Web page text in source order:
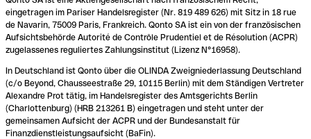
eingetragen im Pariser Handelsregister (Nr. 819 489 626) mit Sitz in 18 rue
de Navarin, 75009 Paris, Frankreich. Qonto SA ist ein von der französischen
Aufsichtsbehörde Autorité de Contrôle Prudentiel et de Résolution (ACPR)
zugelassenes reguliertes Zahlungsinstitut (Lizenz N°16958).
In Deutschland ist Qonto über die OLINDA Zweigniederlassung Deutschland
(c/o Beyond, Chausseestraße 29, 10115 Berlin) mit dem Ständigen Vertreter
Alexandre Prot tätig, im Handelsregister des Amtsgerichts Berlin
(Charlottenburg) (HRB 213261 B) eingetragen und steht unter der
gemeinsamen Aufsicht der ACPR und der Bundesanstalt für
Finanzdienstleistungsaufsicht (BaFin).